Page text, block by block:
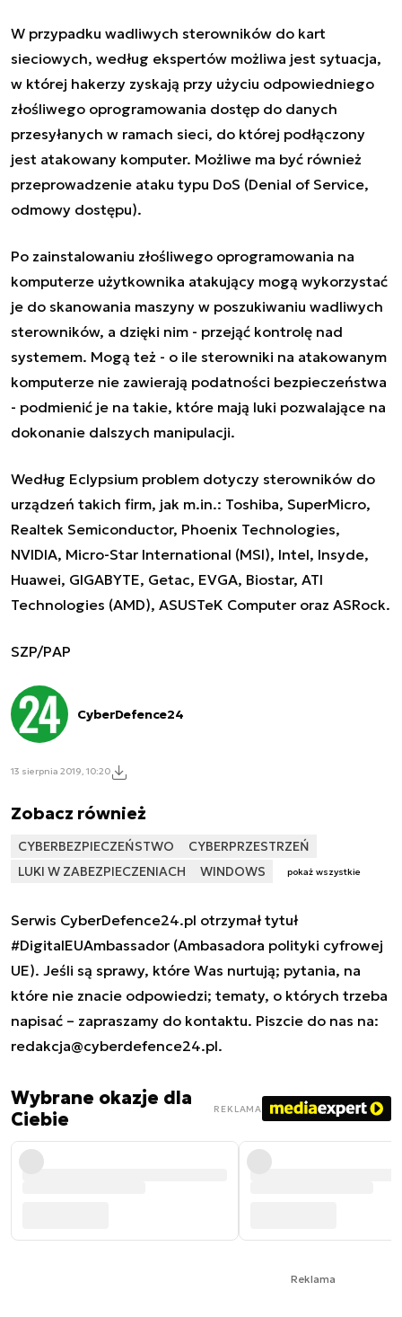
W przypadku wadliwych sterowników do kart
sieciowych, według ekspertów możliwa jest sytuacja,
w której hakerzy zyskają przy użyciu odpowiedniego
złośliwego oprogramowania dostęp do danych
przesyłanych w ramach sieci, do której podłączony
jest atakowany komputer. Możliwe ma być również
przeprowadzenie ataku typu DoS (Denial of Service,
odmowy dostępu).
Po zainstalowaniu złośliwego oprogramowania na
komputerze użytkownika atakujący mogą wykorzystać
je do skanowania maszyny w poszukiwaniu wadliwych
sterowników, a dzięki nim - przejąć kontrolę nad
systemem. Mogą też - o ile sterowniki na atakowanym
komputerze nie zawierają podatności bezpieczeństwa
- podmienić je na takie, które mają luki pozwalające na
dokonanie dalszych manipulacji.
Według Eclypsium problem dotyczy sterowników do
urządzeń takich firm, jak m.in.: Toshiba, SuperMicro,
Realtek Semiconductor, Phoenix Technologies,
NVIDIA, Micro-Star International (MSI), Intel, Insyde,
Huawei, GIGABYTE, Getac, EVGA, Biostar, ATI
Technologies (AMD), ASUSTeK Computer oraz ASRock.
SZP/PAP
CyberDefence24
13 sierpnia 2019, 10:20
Zobacz również
CYBERBEZPIECZEŃSTWO
CYBERPRZESTRZEŃ
LUKI W ZABEZPIECZENIACH
WINDOWS pokaż wszystkie
Serwis CyberDefence24.pl otrzymał tytuł
#DigitalEUAmbassador (Ambasadora polityki cyfrowej
UE). Jeśli są sprawy, które Was nurtują; pytania, na
które nie znacie odpowiedzi; tematy, o których trzeba
napisać – zapraszamy do kontaktu. Piszcie do nas na:
redakcja@cyberdefence24.pl.
Wybrane okazje dla
Ciebie
REKLAMA
Reklama